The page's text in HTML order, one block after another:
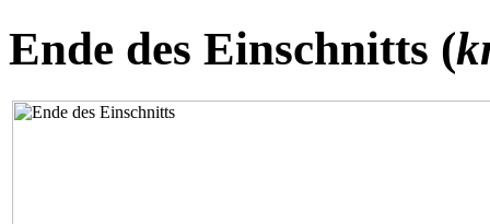
Ende des Einschnitts (